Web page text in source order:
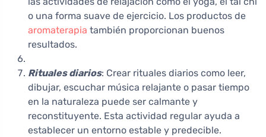
o una forma suave de ejercicio. Los productos de
aromaterapia también proporcionan buenos
resultados.
Rituales diarios: Crear rituales diarios como leer,
dibujar, escuchar música relajante o pasar tiempo
en la naturaleza puede ser calmante y
reconstituyente. Esta actividad regular ayuda a
establecer un entorno estable y predecible.